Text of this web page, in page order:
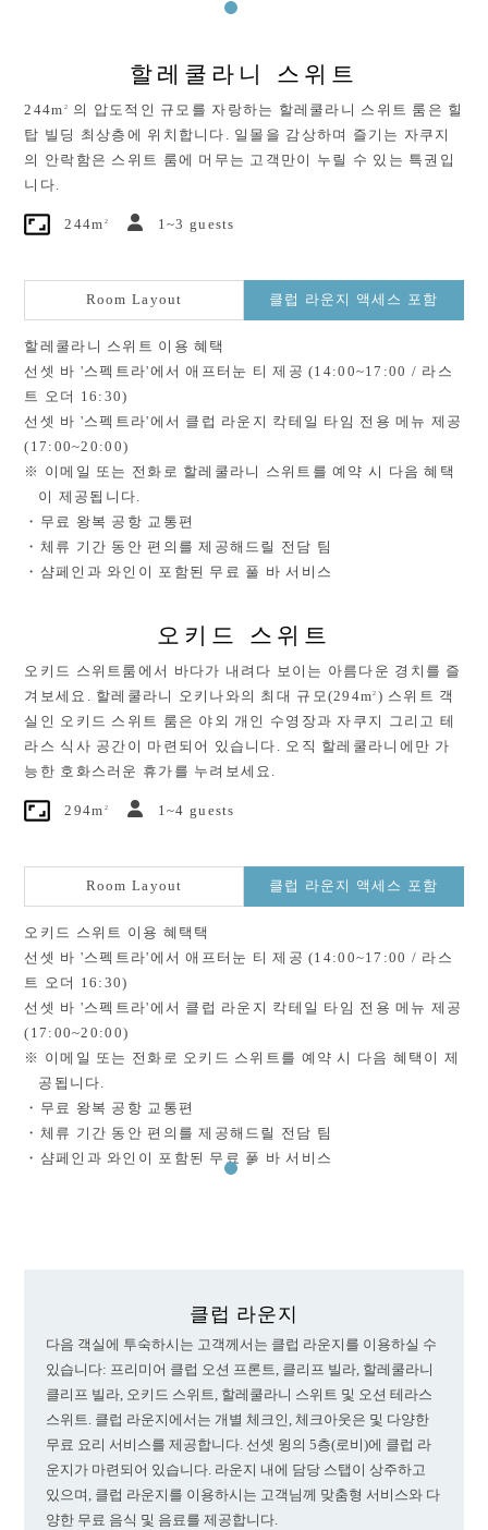
할레쿨라니 스위트
244m 2
의 압도적인 규모를 자랑하는 할레쿨라니 스위트 룸은 힐
탑 빌딩 최상층에 위치합니다. 일몰을 감상하며 즐기는 자쿠지
의 안락함은 스위트 룸에 머무는 고객만이 누릴 수 있는 특권입
니다.
244m 2 1~3 guests
Room Layout 클럽 라운지 액세스 포함
할레쿨라니 스위트 이용 혜택
선셋 바 '스펙트라'에서 애프터눈 티 제공 (14:00~17:00 / 라스
트 오더 16:30)
선셋 바 '스펙트라'에서 클럽 라운지 칵테일 타임 전용 메뉴 제공
(17:00~20:00)
※ 이메일 또는 전화로 할레쿨라니 스위트를 예약 시 다음 혜택
이 제공됩니다.
・무료 왕복 공항 교통편
・체류 기간 동안 편의를 제공해드릴 전담 팀
・샴페인과 와인이 포함된 무료 풀 바 서비스
오키드 스위트
오키드 스위트룸에서 바다가 내려다 보이는 아름다운 경치를 즐
겨보세요. 할레쿨라니 오키나와의 최대 규모(294m2 ) 스위트 객
실인 오키드 스위트 룸은 야외 개인 수영장과 자쿠지 그리고 테
라스 식사 공간이 마련되어 있습니다. 오직 할레쿨라니에만 가
능한 호화스러운 휴가를 누려보세요.
294m 2 1~4 guests
Room Layout 클럽 라운지 액세스 포함
오키드 스위트 이용 혜택택
선셋 바 '스펙트라'에서 애프터눈 티 제공 (14:00~17:00 / 라스
트 오더 16:30)
선셋 바 '스펙트라'에서 클럽 라운지 칵테일 타임 전용 메뉴 제공
(17:00~20:00)
※ 이메일 또는 전화로 오키드 스위트를 예약 시 다음 혜택이 제
공됩니다.
・무료 왕복 공항 교통편
・체류 기간 동안 편의를 제공해드릴 전담 팀
・샴페인과 와인이 포함된 무료 풀 바 서비스
클럽 라운지
다음 객실에 투숙하시는 고객께서는 클럽 라운지를 이용하실 수
있습니다: 프리미어 클럽 오션 프론트, 클리프 빌라, 할레쿨라니
클리프 빌라, 오키드 스위트, 할레쿨라니 스위트 및 오션 테라스
스위트. 클럽 라운지에서는 개별 체크인, 체크아웃은 및 다양한
무료 요리 서비스를 제공합니다. 선셋 윙의 5층(로비)에 클럽 라
운지가 마련되어 있습니다. 라운지 내에 담당 스탭이 상주하고
있으며, 클럽 라운지를 이용하시는 고객님께 맞춤형 서비스와 다
양한 무료 음식 및 음료를 제공합니다.